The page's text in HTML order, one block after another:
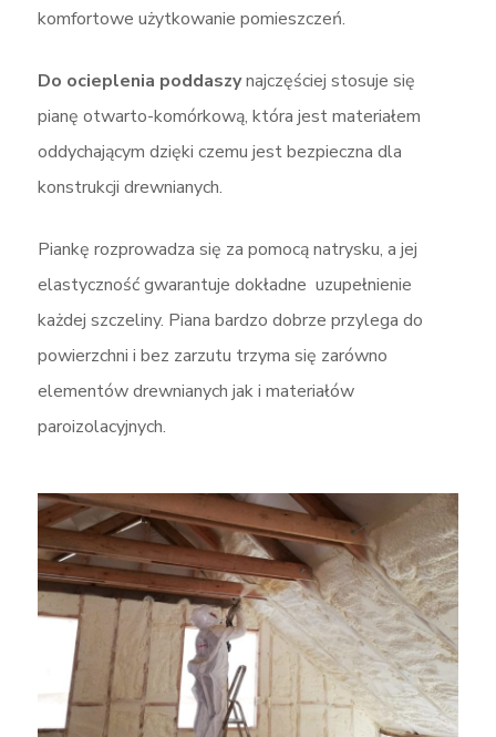
komfortowe użytkowanie pomieszczeń.
Do ocieplenia poddaszynajczęściej stosuje się
pianę otwarto-komórkową, która jest materiałem
oddychającym dzięki czemu jest bezpieczna dla
konstrukcji drewnianych.
Piankę rozprowadza się za pomocą natrysku, a jej
elastyczność gwarantuje dokładne uzupełnienie
każdej szczeliny. Piana bardzo dobrze przylega do
powierzchni i bez zarzutu trzyma się zarówno
elementów drewnianych jak i materiałów
paroizolacyjnych.